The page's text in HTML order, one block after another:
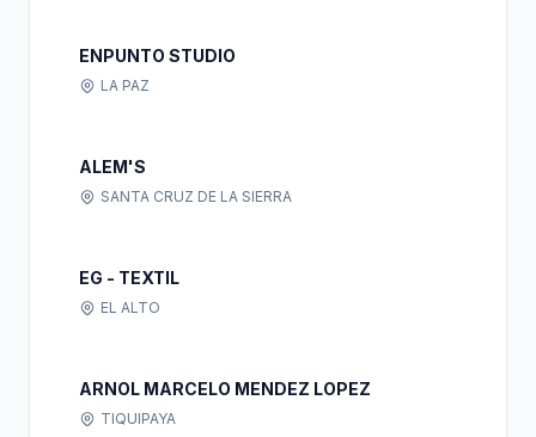
ENPUNTO STUDIO
LA PAZ
ALEM'S
SANTA CRUZ DE LA SIERRA
EG - TEXTIL
EL ALTO
ARNOL MARCELO MENDEZ LOPEZ
TIQUIPAYA